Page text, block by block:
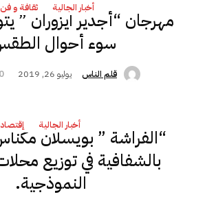
أخبار الجالية ثقافة و فن
مهرجان “أجدير ايزوران
سوء أحوال
قلم الناس يوليو 26, 2019 0
أخبار الجالية إقتصاد
“الفراشة ” بويسلان
بالشفافية في توزيع
النموذجية.